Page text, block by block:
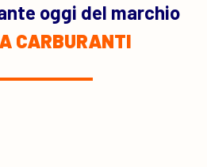
oggi del marchio
CARBURANTI